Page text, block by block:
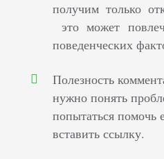
получим только
это может
поведенческих
Полезность
нужно понять
попытаться помочь
вставить ссылку.